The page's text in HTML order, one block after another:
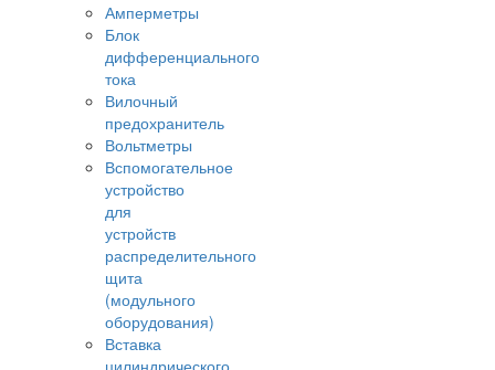
Амперметры
Блок
дифференциального
тока
Вилочный
предохранитель
Вольтметры
Вспомогательное
устройство
для
устройств
распределительного
щита
(модульного
оборудования)
Вставка